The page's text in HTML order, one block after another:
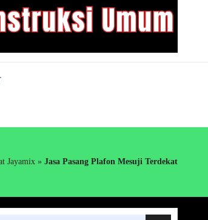
Jayamix » Jasa Pasang Plafon Mesuji Terdekat